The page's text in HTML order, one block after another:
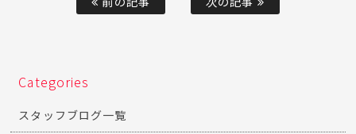
Categories
スタッフブログ一覧